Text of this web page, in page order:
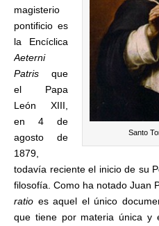
Santo
magisterio
pontificio es
la Encíclica
Aeterni
Patris que
el Papa
León XIII,
en 4 de
agosto de
1879,
todavía reciente el inicio de su
filosofía. Como ha notado Juan
ratio es aquel el único
que tiene por materia única y